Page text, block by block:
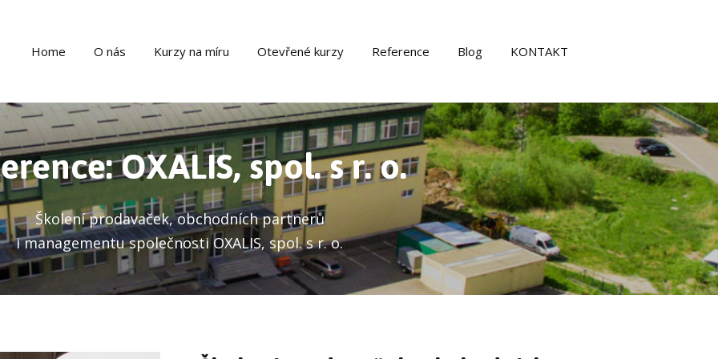
Home O nás Kurzy na míru Otevřené kurzy Reference Blog KONTAKT
OXALIS, spol. s r. o.
Školení prodavaček, obchodních partnerů
i managementu společnosti OXALIS, spol. s r. o.